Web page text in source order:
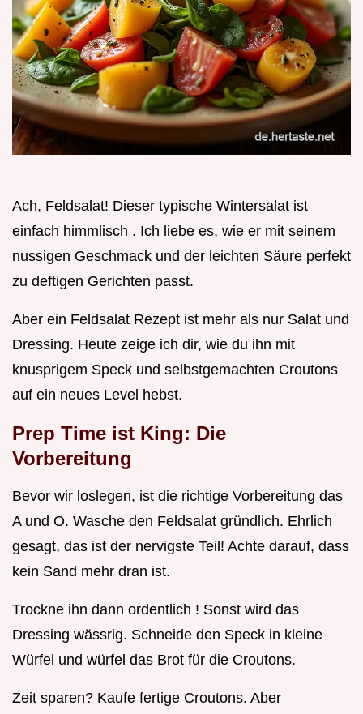
Ach, Feldsalat! Dieser typische Wintersalat ist
einfach himmlisch . Ich liebe es, wie er mit seinem
nussigen Geschmack und der leichten Säure perfekt
zu deftigen Gerichten passt.
Aber ein Feldsalat Rezept ist mehr als nur Salat und
Dressing. Heute zeige ich dir, wie du ihn mit
knusprigem Speck und selbstgemachten Croutons
auf ein neues Level hebst.
Prep Time ist King: Die
Vorbereitung
Bevor wir loslegen, ist die richtige Vorbereitung das
A und O. Wasche den Feldsalat gründlich. Ehrlich
gesagt, das ist der nervigste Teil! Achte darauf, dass
kein Sand mehr dran ist.
Trockne ihn dann ordentlich ! Sonst wird das
Dressing wässrig. Schneide den Speck in kleine
Würfel und würfel das Brot für die Croutons.
Zeit sparen? Kaufe fertige Croutons. Aber